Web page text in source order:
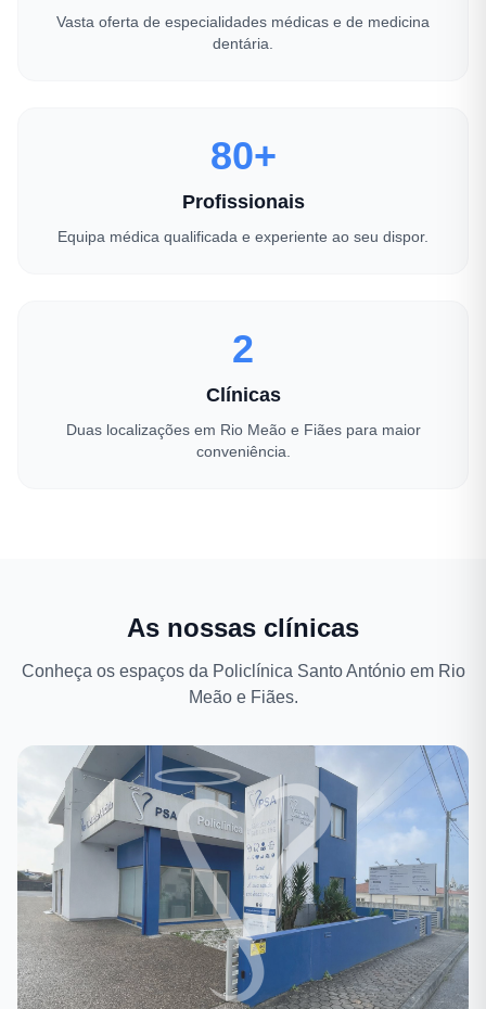
Vasta oferta de especialidades médicas e de medicina
dentária.
80+
Profissionais
Equipa médica qualificada e experiente ao seu dispor.
2
Clínicas
Duas localizações em Rio Meão e Fiães para maior
conveniência.
As nossas clínicas
Conheça os espaços da Policlínica Santo António em Rio
Meão e Fiães.